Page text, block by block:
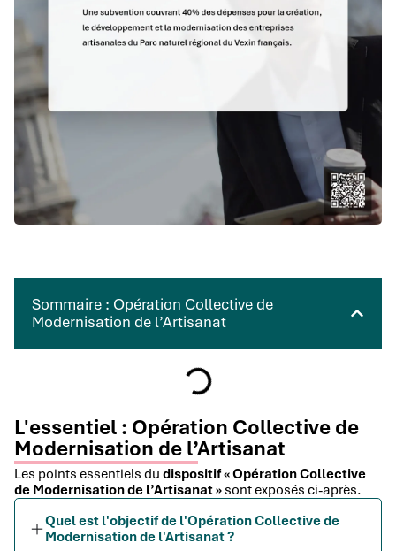
Sommaire : Opération Collective de
Modernisation de l’Artisanat
L'essentiel : Opération Collective de
Modernisation de l’Artisanat
Les points essentiels du dispositif « Opération Collective
de Modernisation de l’Artisanat » sont exposés ci-après.
Quel est l'objectif de l'Opération Collective de
Modernisation de l'Artisanat ?